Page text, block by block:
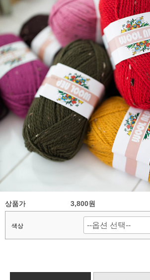
상품가 3,800원
색상